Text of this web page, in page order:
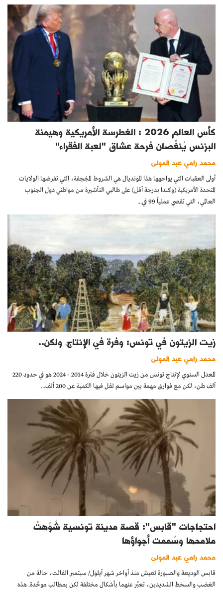
كأس العالم 2026 : الغطرسة الأمريكية وهيمنة
البزنس يُنغِّصان فرحة عشاق "لعبة الفقراء"
محمد رامي عبد المولى
أولى العقبات التي يواجهها هذا المونديال هي الشروط المجْحِفة، التي تفرضها الولايات
المتحدة الأمريكية (وكندا بدرجة أقل) على طالبي التأشيرة من مواطني دول الجنوب
العالمي، التي تقصي عملياً 99 في...
زيت الزيتون في تونس: وفرة في الإنتاج، ولكن..
محمد رامي عبد المولى
المعدل السنوي لإنتاج تونس من زيت الزيتون خلال فترة 2014 - 2024 هو في حدود 220
ألف طن، لكن مع فوارق مهمة بين مواسم تقل فيها الكمية عن 200 ألف...
احتجاجات "قابس": قصة مدينة تونسية شُوِّهتْ
ملامحها وسُممت أجواؤها
محمد رامي عبد المولى
قابس الوديعة والصبورة تعيش منذ أواخر شهر أيلول/ سبتمبر الفائت، حالة من
الغضب والسخط الشديدين، تعبِّر عنهما بأشكال مختلفة لكن بمطالب موحَّدة. هذه